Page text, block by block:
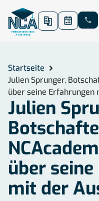
Startseite
Julien Sprunger,
über seine Erfahrungen
Julien
über
mit der